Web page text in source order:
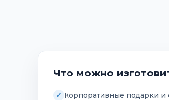
Что можно
Корпоративные подарки и